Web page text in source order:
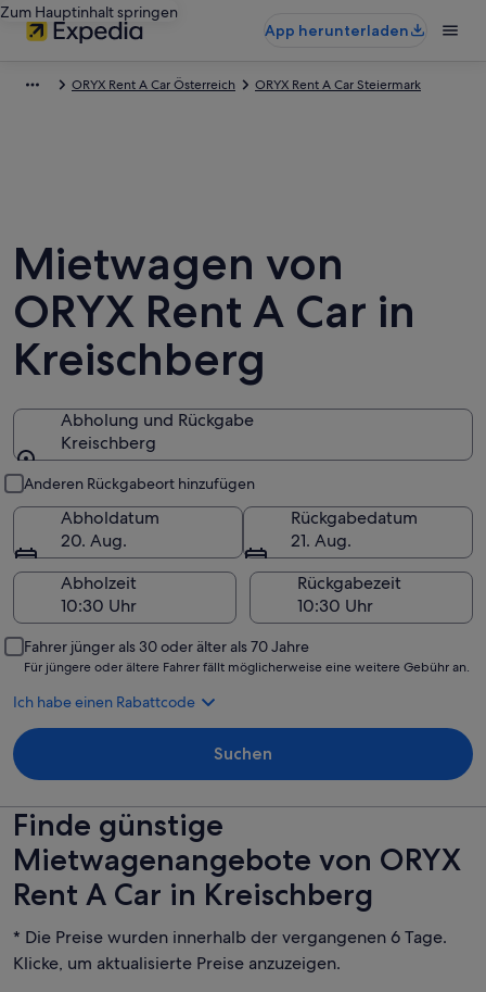
Zum Hauptinhalt springen
App herunterladen
ORYX Rent A Car Österreich ORYX Rent A Car Steiermark
Mietwagen von
ORYX Rent A Car in
Kreischberg
Abholung und Rückgabe
Kreischberg
Anderen Rückgabeort hinzufügen
Abholdatum
20. Aug.
Rückgabedatum
21. Aug.
Abholzeit
Rückgabezeit
Fahrer jünger als 30 oder älter als 70 Jahre
Für jüngere oder ältere Fahrer fällt möglicherweise eine weitere Gebühr an.
Ich habe einen Rabattcode
Suchen
Finde günstige
Mietwagenangebote von ORYX
Rent A Car in Kreischberg
* Die Preise wurden innerhalb der vergangenen 6 Tage.
Klicke, um aktualisierte Preise anzuzeigen.